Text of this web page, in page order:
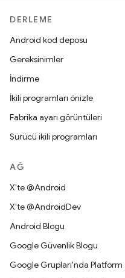
DERLEME
Android kod deposu
Gereksinimler
İndirme
İkili programları önizle
Fabrika ayarı görüntüleri
Sürücü ikili programları
AĞ
X'te @Android
X'te @AndroidDev
Android Blogu
Google Güvenlik Blogu
Google Grupları'nda Platform